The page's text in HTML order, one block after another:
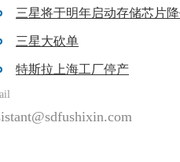
三星将于明年启动存储芯片
三星大砍单
特斯拉上海工厂停产